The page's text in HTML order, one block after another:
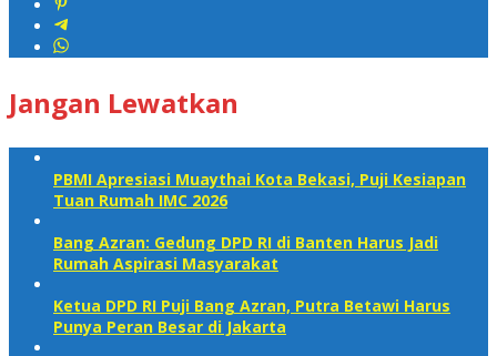
Jangan Lewatkan
PBMI Apresiasi Muaythai Kota Bekasi, Puji Kesiapan
Tuan Rumah IMC 2026
Bang Azran: Gedung DPD RI di Banten Harus Jadi
Rumah Aspirasi Masyarakat
Ketua DPD RI Puji Bang Azran, Putra Betawi Harus
Punya Peran Besar di Jakarta